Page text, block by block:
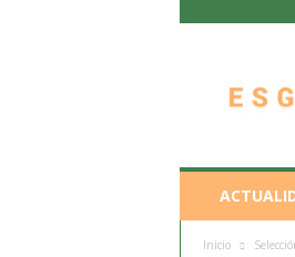
Inicio